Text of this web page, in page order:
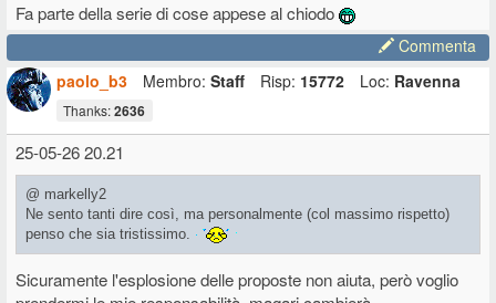
Fa parte della serie di cose appese al chiodo
Commenta
paolo_b3
Membro: Staff Risp: 15772 Loc: Ravenna
Thanks:2636
25-05-26 20.21
@ markelly2
Ne sento tanti dire così, ma personalmente (col massimo rispetto)
penso che sia tristissimo.
Sicuramente l'esplosione delle proposte non aiuta, però voglio